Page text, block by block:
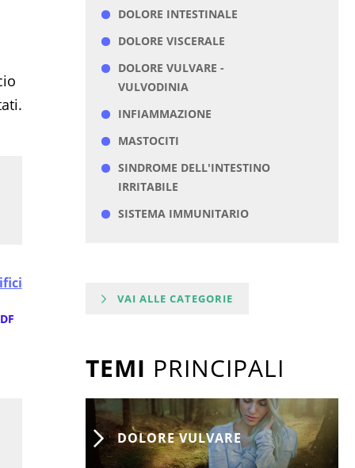
DOLORE INTESTINALE
DOLORE VISCERALE
DOLORE VULVARE -
VULVODINIA
INFIAMMAZIONE
MASTOCITI
SINDROME DELL'INTESTINO
IRRITABILE
SISTEMA IMMUNITARIO
VAI ALLE CATEGORIE
TEMI PRINCIPALI
DOLORE VULVARE